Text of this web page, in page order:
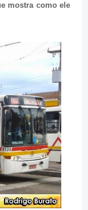
mostra como ele